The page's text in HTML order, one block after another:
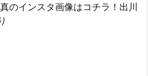
のインスタ画像はコチラ！出川